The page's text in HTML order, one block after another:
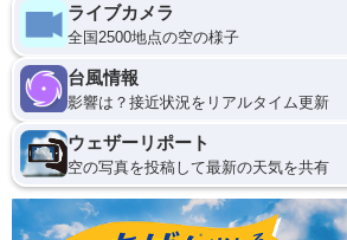
ライブカメラ
全国2500地点の空の様子
台風情報
影響は？接近状況をリアルタイム更新
ウェザーリポート
空の写真を投稿して最新の天気を共有